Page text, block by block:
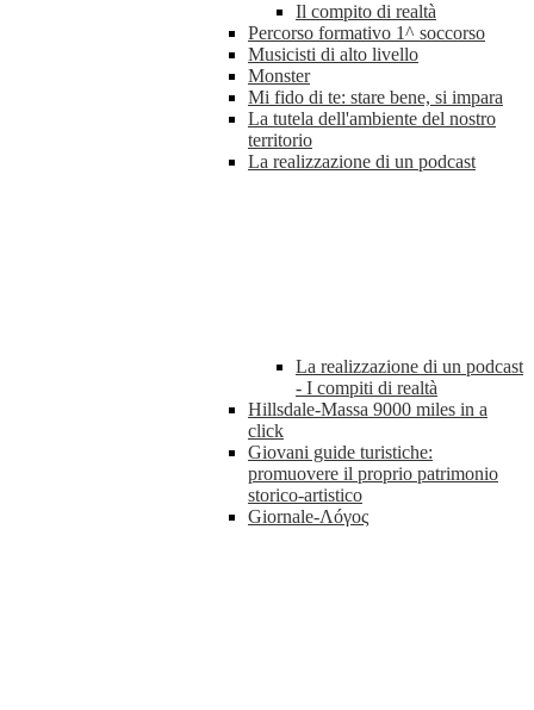
Il compito di realtà
Percorso formativo 1^ soccorso
Musicisti di alto livello
Monster
Mi fido di te: stare bene, si impara
La tutela dell'ambiente del nostro
territorio
La realizzazione di un podcast
La realizzazione di un podcast
- I compiti di realtà
Hillsdale-Massa 9000 miles in a
click
Giovani guide turistiche:
promuovere il proprio patrimonio
storico-artistico
Giornale-Λóγος